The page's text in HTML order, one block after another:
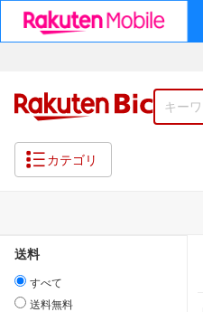
カテゴリ
送料
すべて
送料無料